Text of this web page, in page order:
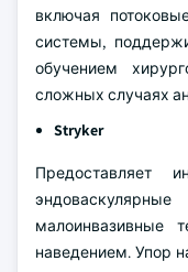
включая
системы,
обучением
сложных случаях
Stryker
Предоставляет
малоинвазивные
наведением. Упор